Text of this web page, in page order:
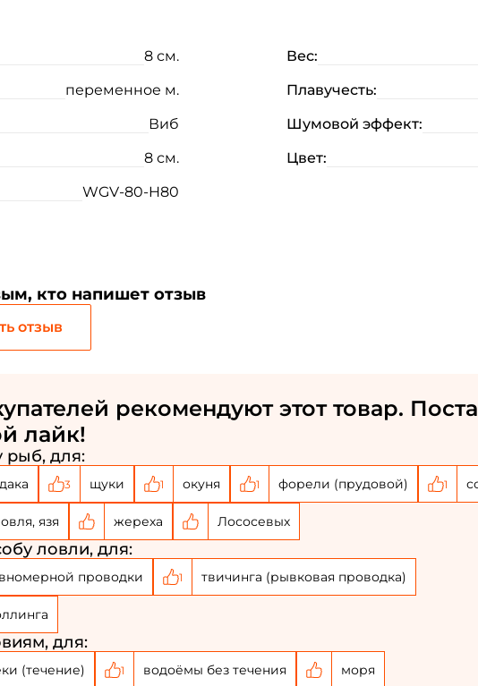
8 см. Вес:
переменное м. Плавучесть:
Виб Шумовой эффект:
8 см. Цвет:
WGV-80-H80
кто напишет отзыв
отзыв
рекомендуют этот товар.
лайк!
рыб, для:
3 щуки 1 окуня 1 форели (прудовой) 1
язя жереха Лососевых
ловли, для:
проводки 1 твичинга (рывковая проводка)
для:
(течение) 1 водоёмы без течения моря
Создать аккаунт
ФИО: *
Email: *